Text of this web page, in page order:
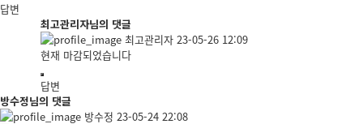
답변
최고관리자님의 댓글
최고관리자 23-05-26 12:09
현재 마감되었습니다
답변
방수정님의 댓글
방수정 23-05-24 22:08